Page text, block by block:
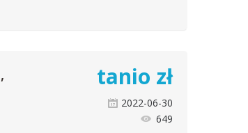
tanio zł
2022-06-30
649